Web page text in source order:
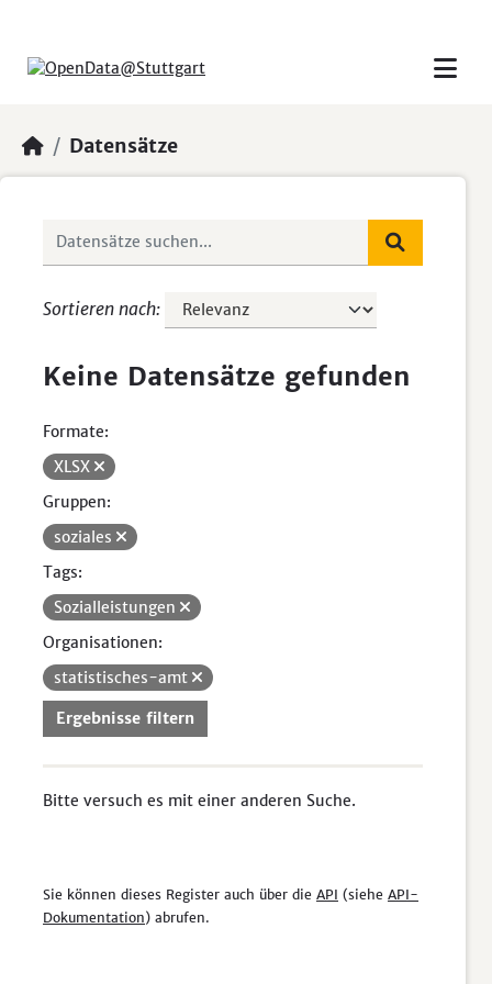
Datensätze
Sortieren nach
Keine Datensätze gefunden
Formate:
XLSX
Gruppen:
soziales
Tags:
Sozialleistungen
Organisationen:
statistisches-amt
Ergebnisse filtern
Bitte versuch es mit einer anderen Suche.
Sie können dieses Register auch über die API (siehe API-
Dokumentation) abrufen.